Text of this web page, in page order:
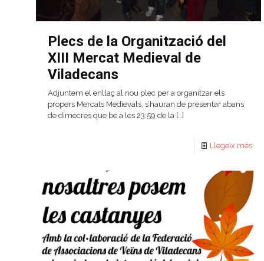
Plecs de la Organització del
XIII Mercat Medieval de
Viladecans
Adjuntem el enllaç al nou plec per a organitzar els
propers Mercats Medievals, s’hauran de presentar abans
de dimecres que be a les 23:59 de la […]
Llegeix més